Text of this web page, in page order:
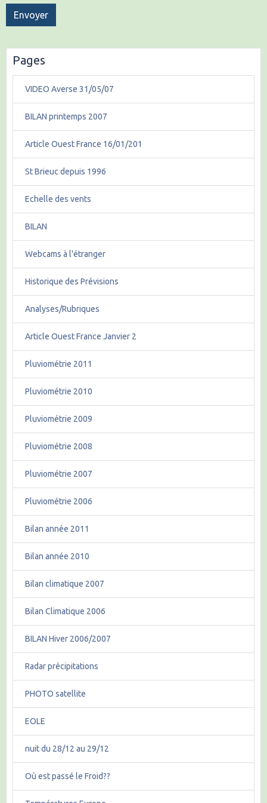
Envoyer
Pages
VIDEO Averse 31/05/07
BILAN printemps 2007
Article Ouest France 16/01/201
St Brieuc depuis 1996
Echelle des vents
BILAN
Webcams à l'étranger
Historique des Prévisions
Analyses/Rubriques
Article Ouest France Janvier 2
Pluviométrie 2011
Pluviométrie 2010
Pluviométrie 2009
Pluviométrie 2008
Pluviométrie 2007
Pluviométrie 2006
Bilan année 2011
Bilan année 2010
Bilan climatique 2007
Bilan Climatique 2006
BILAN Hiver 2006/2007
Radar précipitations
PHOTO satellite
EOLE
nuit du 28/12 au 29/12
Où est passé le Froid??